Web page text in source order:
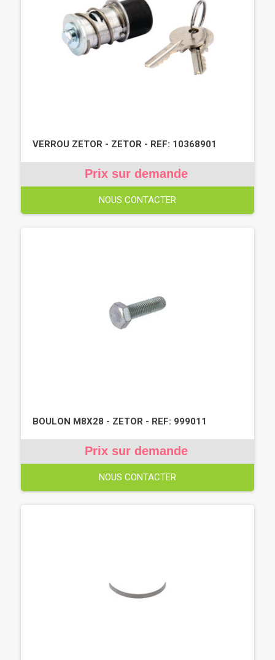
VERROU ZETOR - ZETOR - REF: 10368901
Prix sur demande
NOUS CONTACTER
BOULON M8X28 - ZETOR - REF: 999011
Prix sur demande
NOUS CONTACTER